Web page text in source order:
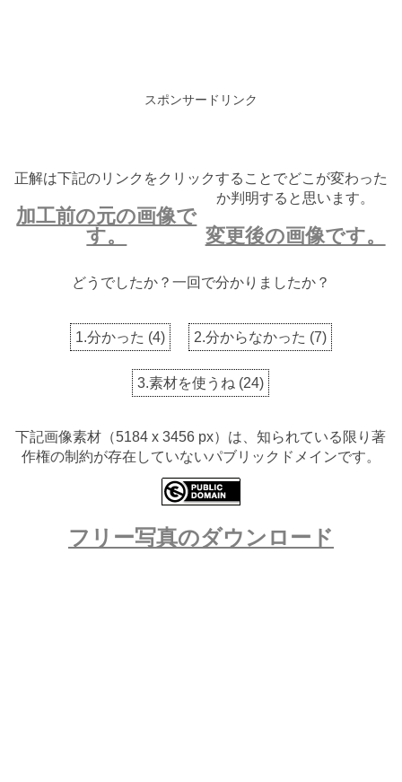
スポンサードリンク
正解は下記のリンクをクリックすることでどこが変わった
か判明すると思います。
加工前の元の画像で
す。
変更後の画像です。
どうでしたか？一回で分かりましたか？
1.分かった (4) 2.分からなかった (7)
3.素材を使うね (24)
下記画像素材（5184 x 3456 px）は、知られている限り著
作権の制約が存在していないパブリックドメインです。
フリー写真のダウンロード